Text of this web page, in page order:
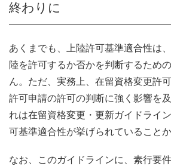
終わりに
あくまでも、上陸許可基準適合性は
陸を許可するか否かを判断するため
ん。ただ、実務上、在留資格変更許
許可申請の許可の判断に強く影響を
れは在留資格変更・更新ガイドライ
可基準適合性が挙げられていること
なお、このガイドラインに、素行要